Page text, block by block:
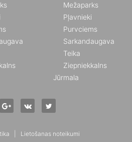
Mežaparks
Pļavnieki
Purvciems
Sarkandaugava
Teika
Ziepniekkalns
Jūrmala
Lietošanas noteikumi